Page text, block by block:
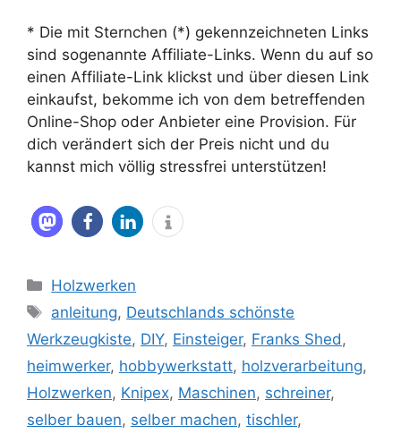
* Die mit Sternchen (*) gekennzeichneten Links
sind sogenannte Affiliate-Links. Wenn du auf so
einen Affiliate-Link klickst und über diesen Link
einkaufst, bekomme ich von dem betreffenden
Online-Shop oder Anbieter eine Provision. Für
dich verändert sich der Preis nicht und du
kannst mich völlig stressfrei unterstützen!
Kategorien
Holzwerken
Schlagwörter
anleitung, Deutschlands schönste
Werkzeugkiste, DIY, Einsteiger, Franks Shed ,
heimwerker, hobbywerkstatt, holzverarbeitung,
Holzwerken, Knipex, Maschinen, schreiner,
selber bauen, selber machen, tischler,